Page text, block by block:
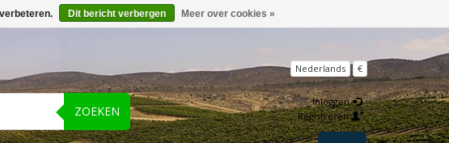
ZOEKEN
Nederlands €
Inloggen
Registreren
Dit bericht verbergen Meer over cookies »